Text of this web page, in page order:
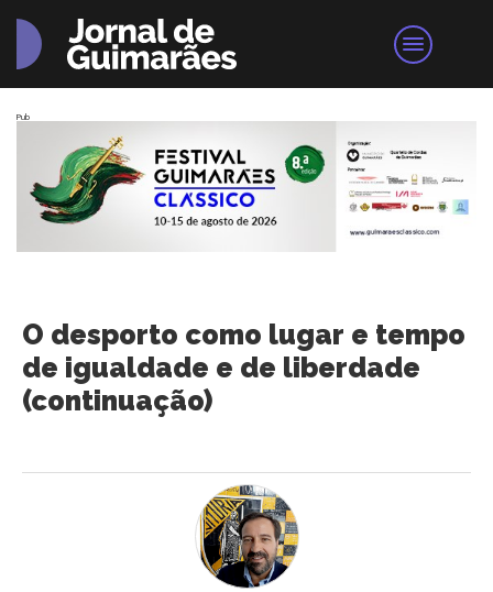
Pub
O desporto como lugar e tempo
de igualdade e de liberdade
(continuação)